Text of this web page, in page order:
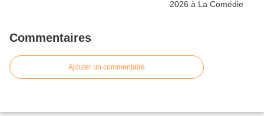
Commentaires
Ajouter un commentaire